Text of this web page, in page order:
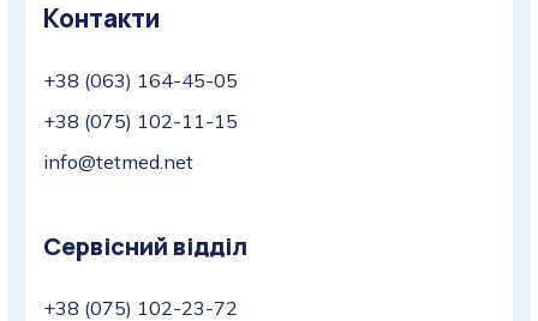
Контакти
+38 (063) 164-45-05
+38 (075) 102-11-15
info@tetmed.net
Сервісний відділ
+38 (075) 102-23-72